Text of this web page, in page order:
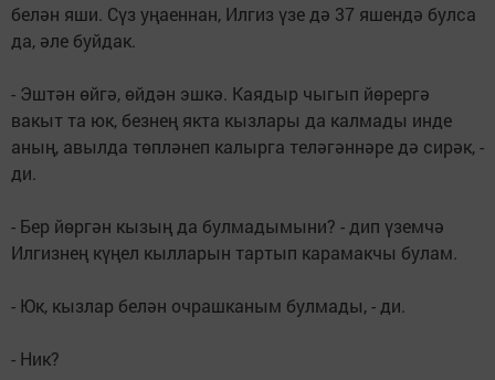
белән яши. Сүз уңаеннан, Илгиз үзе дә 37 яшендә булса
да, әле буйдак.
- Эштән өйгә, өйдән эшкә. Каядыр чыгып йөрергә
вакыт та юк, безнең якта кызлары да калмады инде
аның, авылда төп­ләнеп калырга теләгәннәре дә сирәк, -
ди.
- Бер йөргән кызың да булмадымыни? - дип үземчә
Илгизнең күңел кылларын тартып карамакчы булам.
- Юк, кызлар белән очрашканым булмады, - ди.
- Ник?